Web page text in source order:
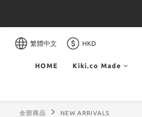
繁體中文 HKD
HOME Kiki.co Made
全部商品 NEW ARRIVALS